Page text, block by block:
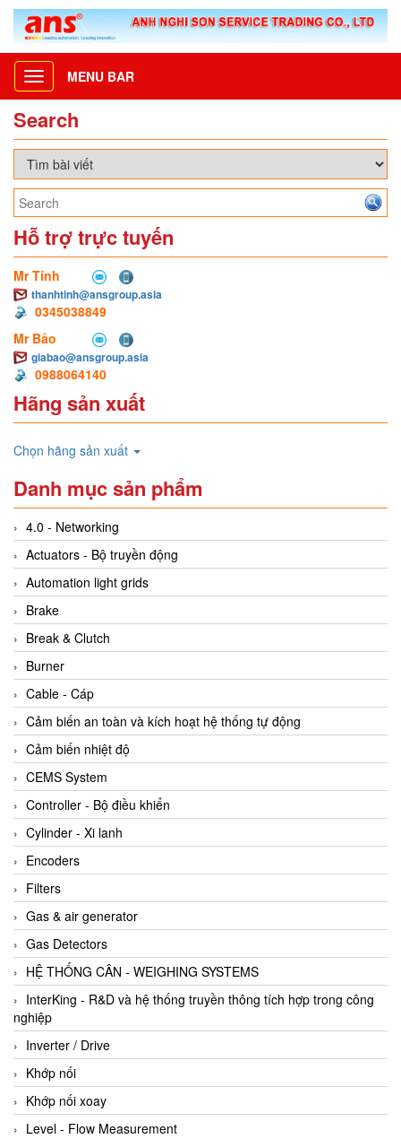
Toggle
navigation
MENU BAR
Search
Hỗ trợ trực tuyến
Mr Tính
thanhtinh@ansgroup.asia
0345038849
Mr Bảo
giabao@ansgroup.asia
0988064140
Hãng sản xuất
Chọn hãng sản xuất
Danh mục sản phẩm
4.0 - Networking
Actuators - Bộ truyền động
Automation light grids
Brake
Break & Clutch
Burner
Cable - Cáp
Cảm biến an toàn và kích hoạt hệ thống tự động
Cảm biến nhiệt độ
CEMS System
Controller - Bộ điều khiển
Cylinder - Xi lanh
Encoders
Filters
Gas & air generator
Gas Detectors
HỆ THỐNG CÂN - WEIGHING SYSTEMS
InterKing - R&D và hệ thống truyền thông tích hợp trong công
nghiệp
Inverter / Drive
Khớp nối
Khớp nối xoay
Level - Flow Measurement